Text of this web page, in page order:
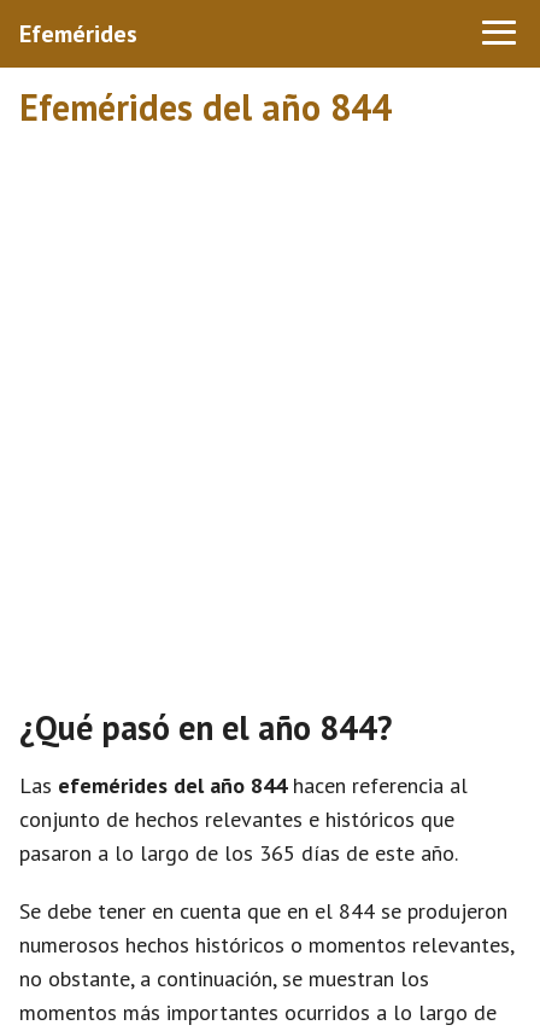
Efemérides
Efemérides del año 844
¿Qué pasó en el año 844?
Las efemérides del año 844hacen referencia al
conjunto de hechos relevantes e históricos que
pasaron a lo largo de los 365 días de este año.
Se debe tener en cuenta que en el 844 se produjeron
numerosos hechos históricos o momentos relevantes,
no obstante, a continuación, se muestran los
momentos más importantes ocurridos a lo largo de